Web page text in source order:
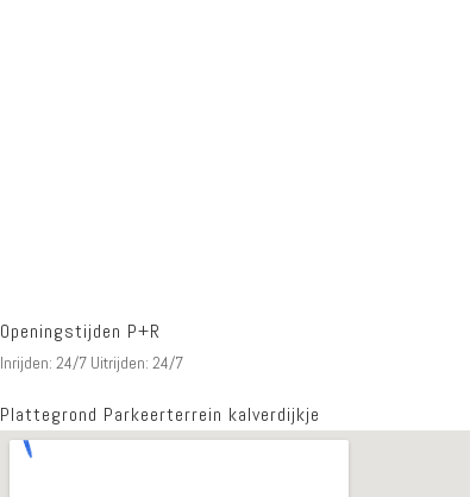
Openingstijden P+R
Inrijden: 24/7 Uitrijden: 24/7
Plattegrond Parkeerterrein kalverdijkje